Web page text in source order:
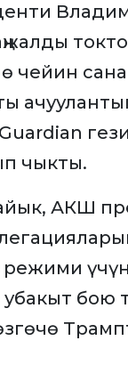
чейин
чыкты.
АКШ
бою